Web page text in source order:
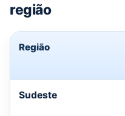
região
Região
Sudeste